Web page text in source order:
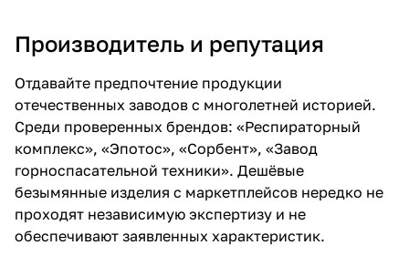
Производитель и репутация
Отдавайте предпочтение продукции
отечественных заводов с многолетней историей.
Среди проверенных брендов: «Респираторный
комплекс», «Эпотос», «Сорбент», «Завод
горноспасательной техники». Дешёвые
безымянные изделия с маркетплейсов нередко не
проходят независимую экспертизу и не
обеспечивают заявленных характеристик.